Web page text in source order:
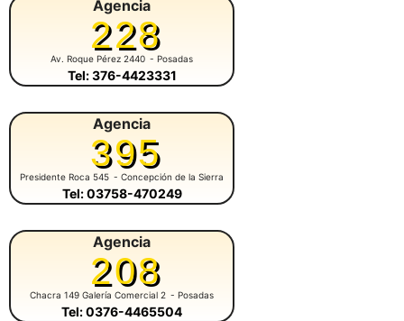
Agencia
228
Av. Roque Pérez 2440 - Posadas
Tel: 376-4423331
Agencia
395
Presidente Roca 545 - Concepción de la Sierra
Tel: 03758-470249
Agencia
208
Chacra 149 Galería Comercial 2 - Posadas
Tel: 0376-4465504